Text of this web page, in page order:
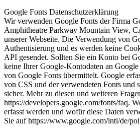
Google Fonts Datenschutzerklärung
Wir verwenden Google Fonts der Firma
Amphitheatre Parkway Mountain View,
unserer Webseite. Die Verwendung von
Authentisierung und es werden keine
API gesendet. Sollten Sie ein Konto bei
keine Ihrer Google-Kontodaten an
von Google Fonts übermittelt. Google
von CSS und der verwendeten Fonts und
sicher. Mehr zu diesen und weiteren
https://developers.google.com/fonts/faq.
erfasst werden und wofür diese Daten
Sie auf https://www.google.com/intl/de/